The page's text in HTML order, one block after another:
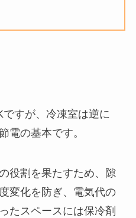
すが、冷凍室は逆に
電の基本です。
役割を果たすため、隙
変化を防ぎ、電気代の
たスペースには保冷剤